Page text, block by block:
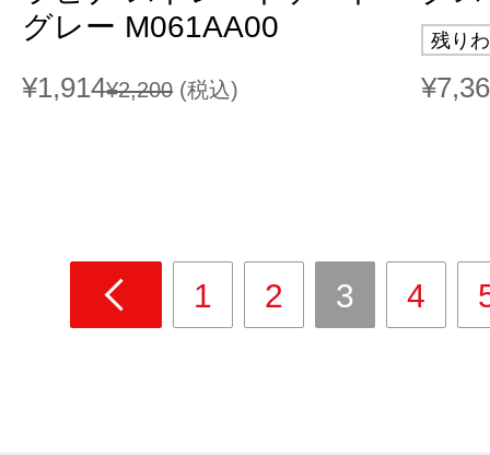
グレー M061AA00
¥1,914¥2,200 (税込)
残り
1 2 3 4